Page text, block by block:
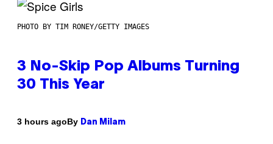
PHOTO BY TIM RONEY/GETTY IMAGES
3 No-Skip Pop Albums Turning
30 This Year
3 hours agoBy Dan Milam